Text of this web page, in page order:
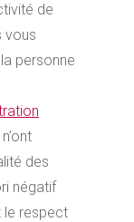
de
vous
personne
des
négatif
le respect